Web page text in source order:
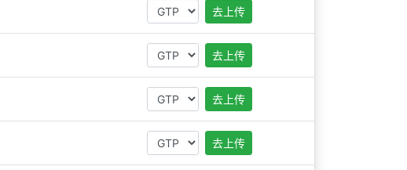
去上传
去上传
去上传
去上传